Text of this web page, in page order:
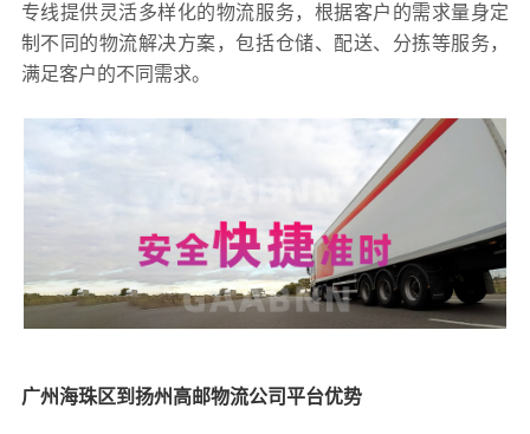
专线提供灵活多样化的物流服务，根据客户的需求量身定
制不同的物流解决方案，包括仓储、配送、分拣等服务，
满足客户的不同需求。
广州海珠区到扬州高邮物流公司平台优势